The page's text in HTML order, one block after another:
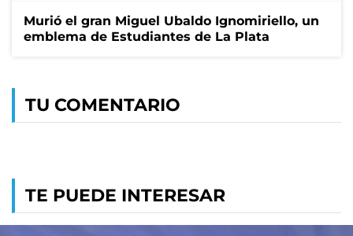
Murió el gran Miguel Ubaldo Ignomiriello, un
emblema de Estudiantes de La Plata
TU COMENTARIO
TE PUEDE INTERESAR